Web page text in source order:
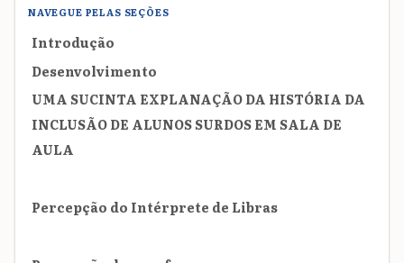
NAVEGUE PELAS SEÇÕES
Introdução
Desenvolvimento
UMA SUCINTA EXPLANAÇÃO DA HISTÓRIA DA
INCLUSÃO DE ALUNOS SURDOS EM SALA DE
AULA
Percepção do Intérprete de Libras